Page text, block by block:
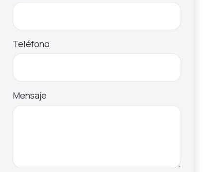
Teléfono
Mensaje